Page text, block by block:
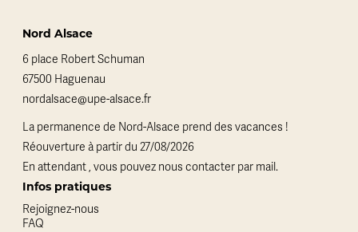
Nord Alsace
6 place Robert Schuman
67500 Haguenau
nordalsace@upe-alsace.fr
La permanence de Nord-Alsace prend des vacances !
Réouverture à partir du 27/08/2026
En attendant , vous pouvez nous contacter par mail.
Infos pratiques
Rejoignez-nous
FAQ